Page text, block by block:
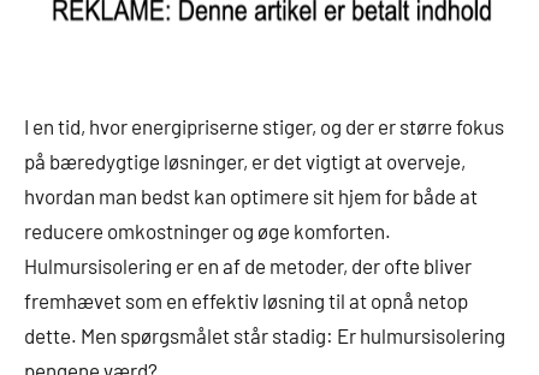
I en tid, hvor energipriserne stiger, og der er større fokus
på bæredygtige løsninger, er det vigtigt at overveje,
hvordan man bedst kan optimere sit hjem for både at
reducere omkostninger og øge komforten.
Hulmursisolering er en af de metoder, der ofte bliver
fremhævet som en effektiv løsning til at opnå netop
dette. Men spørgsmålet står stadig: Er hulmursisolering